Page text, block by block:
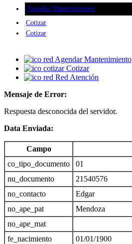
Agendar Mantenimiento
Cotizar
Cotizar
Agendar Mantenimiento
Cotizar
Red Atención
Mensaje de Error:
Respuesta desconocida del servidor.
Data Enviada:
Campo
co_tipo_documento
01
nu_documento
21540576
no_contacto
Edgar
no_ape_pat
Mendoza
no_ape_mat
fe_nacimiento
01/01/1900